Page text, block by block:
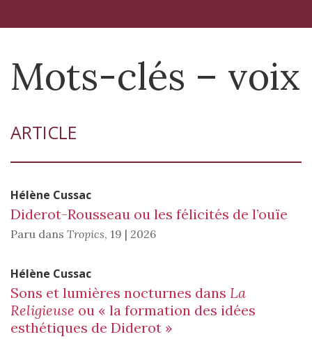
Mots-clés – voix
ARTICLE
Hélène Cussac
Diderot-Rousseau ou les félicités de l’ouïe
Paru dans Tropics, 19 | 2026
Hélène Cussac
Sons et lumières nocturnes dans La
Religieuse ou « la formation des idées
esthétiques de Diderot »